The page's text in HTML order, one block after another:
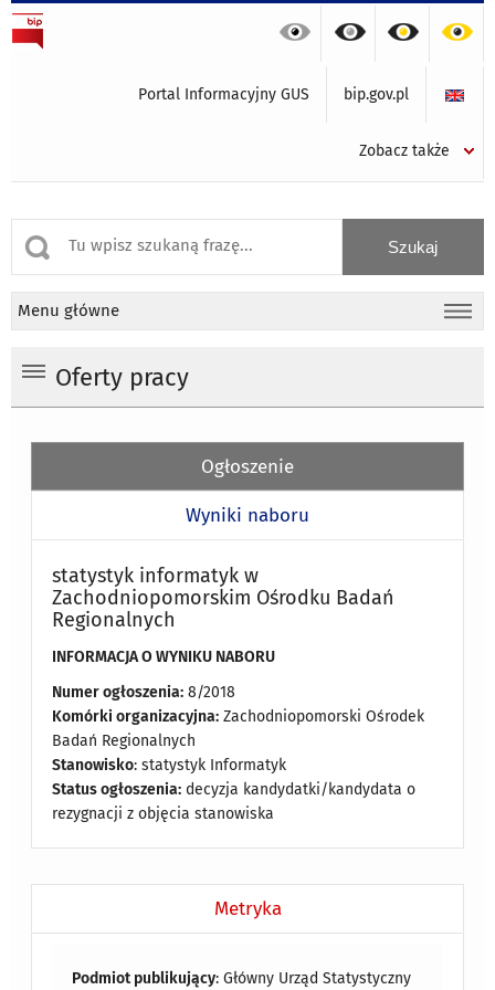
Portal Informacyjny GUS bip.gov.pl
Zobacz także
Menu główne
Oferty pracy
Ogłoszenie
Wyniki naboru
statystyk informatyk w
Zachodniopomorskim Ośrodku Badań
Regionalnych
INFORMACJA O WYNIKU NABORU
Numer ogłoszenia: 8/2018
Komórki organizacyjna: Zachodniopomorski Ośrodek
Badań Regionalnych
Stanowisko: statystyk Informatyk
Status ogłoszenia: decyzja kandydatki/kandydata o
rezygnacji z objęcia stanowiska
Metryka
Podmiot publikujący: Główny Urząd Statystyczny